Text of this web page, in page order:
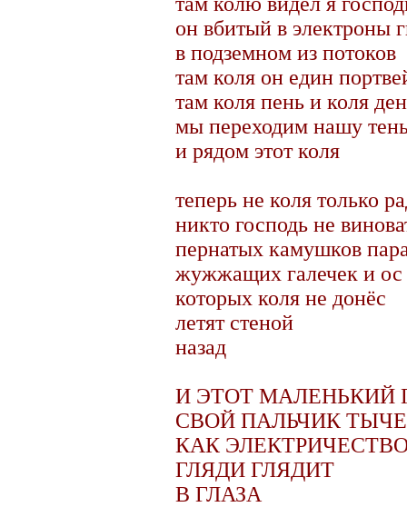
он вбитый в электроны
в подземном из потоков
там коля он един
там коля пень и коля
мы переходим нашу
и рядом этот коля
теперь не коля только
никто господь не
пернатых камушков
жужжащих галечек и ос
которых коля не донёс
летят стеной
назад
И ЭТОТ МАЛЕНЬКИЙ
СВОЙ ПАЛЬЧИК
КАК
ГЛЯДИ ГЛЯДИТ
В ГЛАЗА